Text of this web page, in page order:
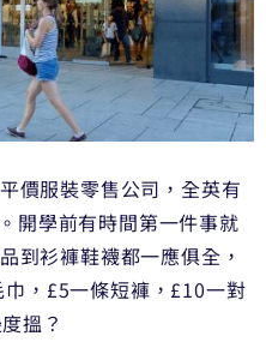
價服裝零售公司，全英有
開學前有時間第一件事就
到衫褲鞋襪都一應俱全，
，£5一條短褲，£10一對
搵？